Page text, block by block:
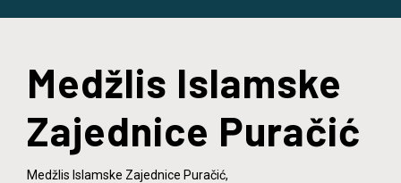
Medžlis Islamske
Zajednice Puračić
Medžlis Islamske Zajednice Puračić,